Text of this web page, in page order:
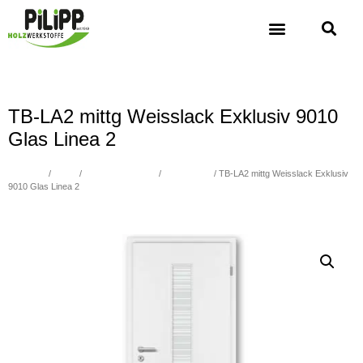
TB-LA2 mittg Weisslack Exklusiv 9010
Glas Linea 2
/ / /
/ TB-LA2 mittg Weisslack Exklusiv
9010 Glas Linea 2